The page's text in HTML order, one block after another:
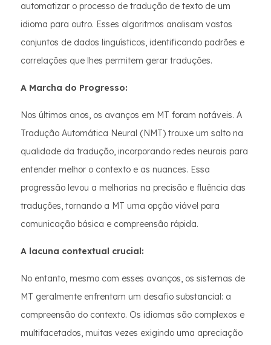
automatizar o processo de tradução de texto de um
idioma para outro. Esses algoritmos analisam vastos
conjuntos de dados linguísticos, identificando padrões e
correlações que lhes permitem gerar traduções.
A Marcha do Progresso:
Nos últimos anos, os avanços em MT foram notáveis. A
Tradução Automática Neural (NMT) trouxe um salto na
qualidade da tradução, incorporando redes neurais para
entender melhor o contexto e as nuances. Essa
progressão levou a melhorias na precisão e fluência das
traduções, tornando a MT uma opção viável para
comunicação básica e compreensão rápida.
A lacuna contextual crucial:
No entanto, mesmo com esses avanços, os sistemas de
MT geralmente enfrentam um desafio substancial: a
compreensão do contexto. Os idiomas são complexos e
multifacetados, muitas vezes exigindo uma apreciação